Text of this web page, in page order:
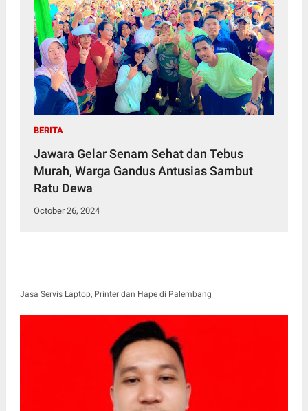
BERITA
Jawara Gelar Senam Sehat dan Tebus
Murah, Warga Gandus Antusias Sambut
Ratu Dewa
October 26, 2024
Jasa Servis Laptop, Printer dan Hape di Palembang